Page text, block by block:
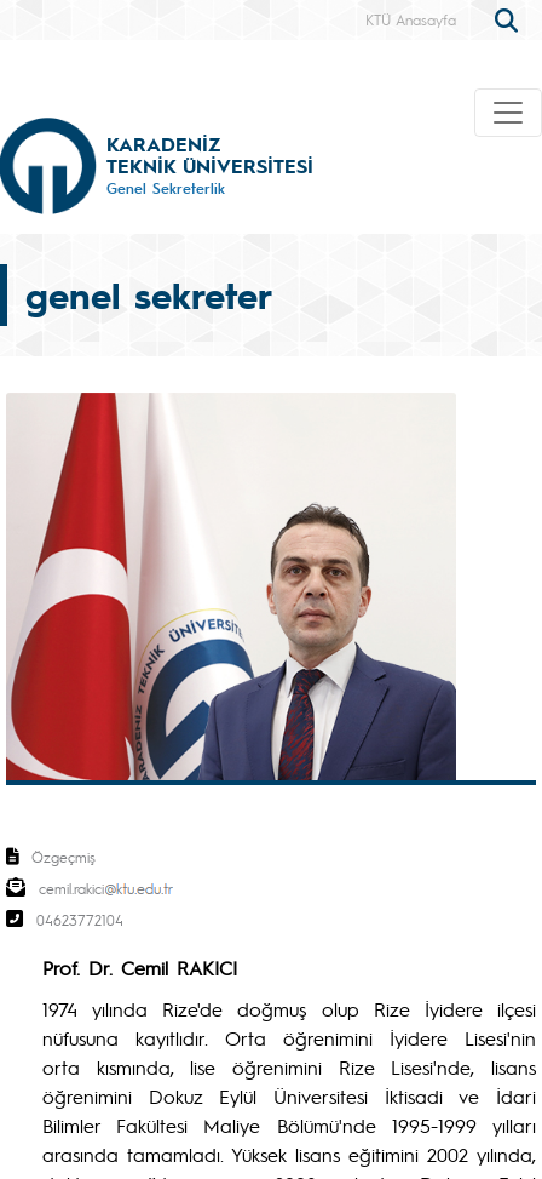
KTÜ Anasayfa
KARADENİZ
TEKNİK ÜNİVERSİTESİ
Genel Sekreterlik
genel sekreter
Özgeçmiş
cemil.rakici
04623772104
Prof. Dr. Cemil RAKICI
1974 yılında Rize'de doğmuş olup Rize İyidere ilçesi
nüfusuna kayıtlıdır. Orta öğrenimini İyidere Lisesi'nin
orta kısmında, lise öğrenimini Rize Lisesi'nde, lisans
öğrenimini Dokuz Eylül Üniversitesi İktisadi ve İdari
Bilimler Fakültesi Maliye Bölümü'nde 1995-1999 yılları
arasında tamamladı. Yüksek lisans eğitimini 2002 yılında,